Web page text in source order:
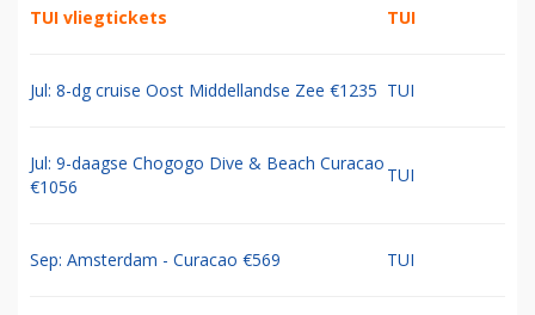
TUI vliegtickets TUI
Jul: 8-dg cruise Oost Middellandse Zee €1235 TUI
Jul: 9-daagse Chogogo Dive & Beach Curacao
€1056
TUI
Sep: Amsterdam - Curacao €569 TUI